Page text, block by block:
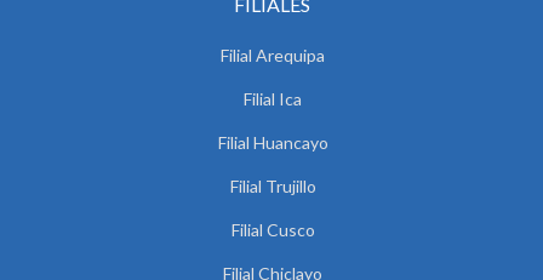
Filial Arequipa
Filial Ica
Filial Huancayo
Filial Trujillo
Filial Cusco
Filial Chiclayo